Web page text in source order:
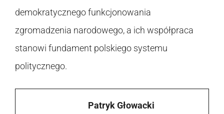
demokratycznego funkcjonowania
zgromadzenia narodowego, a ich współpraca
stanowi fundament polskiego systemu
politycznego.
Patryk Głowacki